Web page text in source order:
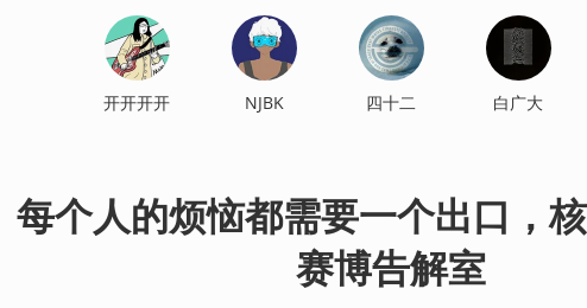
开开开开 NJBK 四十二 白广大
每个人的烦恼都需要一个出口，核
赛博告解室